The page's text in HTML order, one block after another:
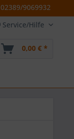
02389/9069932
Service/Hilfe
0,00 € *